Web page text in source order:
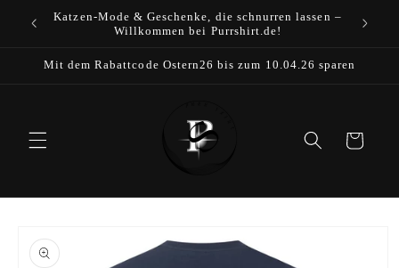
zumKatzen-Mode & Geschenke, die schnurren lassen –
Willkommen bei Purrshirt.de!
Mit dem Rabattcode Ostern26 bis zum 10.04.26 sparen
Warenkorb